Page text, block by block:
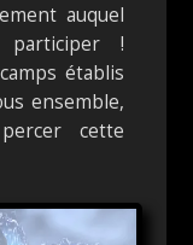
auquel
!
établis
ensemble,
cette